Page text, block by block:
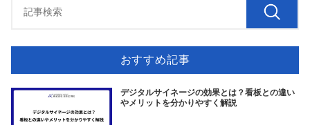
おすすめ記事
デジタルサイネージの効果とは？看板との違い
やメリットを分かりやすく解説